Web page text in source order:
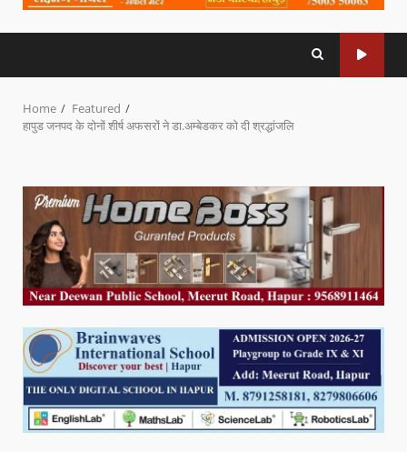
Home
Featured
हापुड जनपद के दोनों शीर्ष अफसरों ने डा.अम्बेडकर को दी श्रद्धांजलि